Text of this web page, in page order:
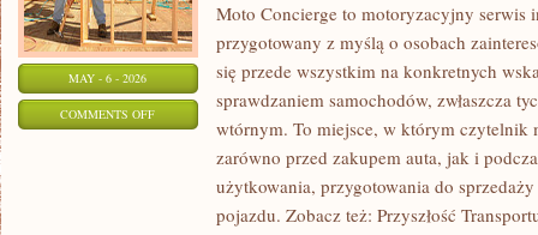
MAY - 6 - 2026
COMMENTS OFFON
Moto Concierge to motoryzacyjny serwis
przygotowany z myślą o osobach
się przede wszystkim na konkretnych
sprawdzaniem samochodów, zwłaszcza
wtórnym. To miejsce, w którym czytelnik
zarówno przed zakupem auta, jak i
użytkowania, przygotowania do
pojazdu. Zobacz też: Przyszłość